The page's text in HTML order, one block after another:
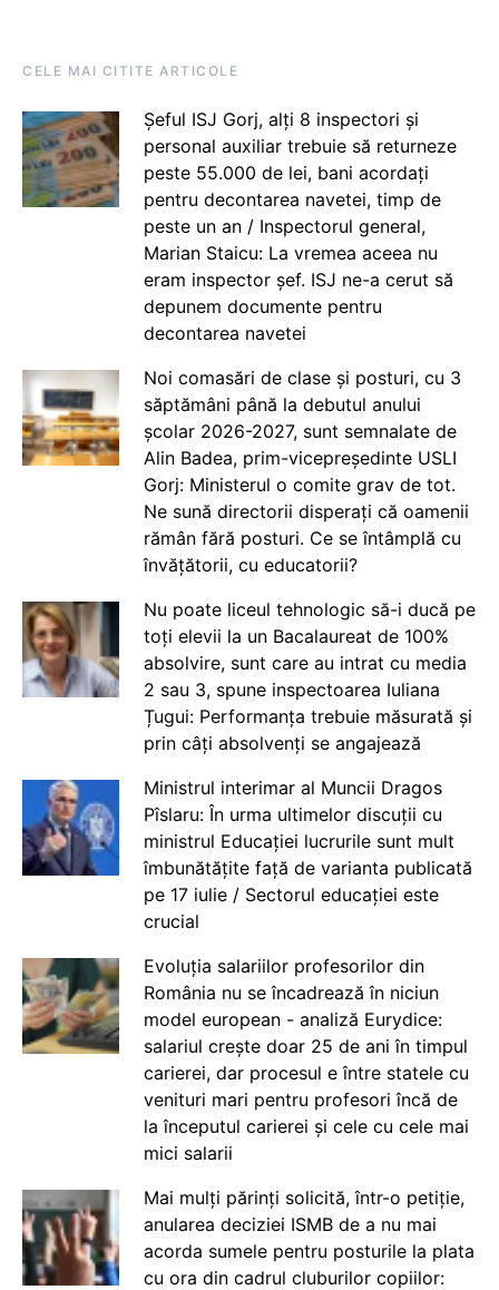
CELE MAI CITITE ARTICOLE
Șeful ISJ Gorj, alți 8 inspectori și
personal auxiliar trebuie să returneze
peste 55.000 de lei, bani acordați
pentru decontarea navetei, timp de
peste un an / Inspectorul general,
Marian Staicu: La vremea aceea nu
eram inspector șef. ISJ ne-a cerut să
depunem documente pentru
decontarea navetei
Noi comasări de clase și posturi, cu 3
săptămâni până la debutul anului
școlar 2026-2027, sunt semnalate de
Alin Badea, prim-vicepreședinte USLI
Gorj: Ministerul o comite grav de tot.
Ne sună directorii disperați că oamenii
rămân fără posturi. Ce se întâmplă cu
învățătorii, cu educatorii?
Nu poate liceul tehnologic să-i ducă pe
toți elevii la un Bacalaureat de 100%
absolvire, sunt care au intrat cu media
2 sau 3, spune inspectoarea Iuliana
Țugui: Performanța trebuie măsurată și
prin câți absolvenți se angajează
Ministrul interimar al Muncii Dragos
Pîslaru: În urma ultimelor discuții cu
ministrul Educației lucrurile sunt mult
îmbunătățite față de varianta publicată
pe 17 iulie / Sectorul educației este
crucial
Evoluția salariilor profesorilor din
România nu se încadrează în niciun
model european - analiză Eurydice:
salariul crește doar 25 de ani în timpul
carierei, dar procesul e între statele cu
venituri mari pentru profesori încă de
la începutul carierei și cele cu cele mai
mici salarii
Mai mulți părinți solicită, într-o petiție,
anularea deciziei ISMB de a nu mai
acorda sumele pentru posturile la plata
cu ora din cadrul cluburilor copiilor: